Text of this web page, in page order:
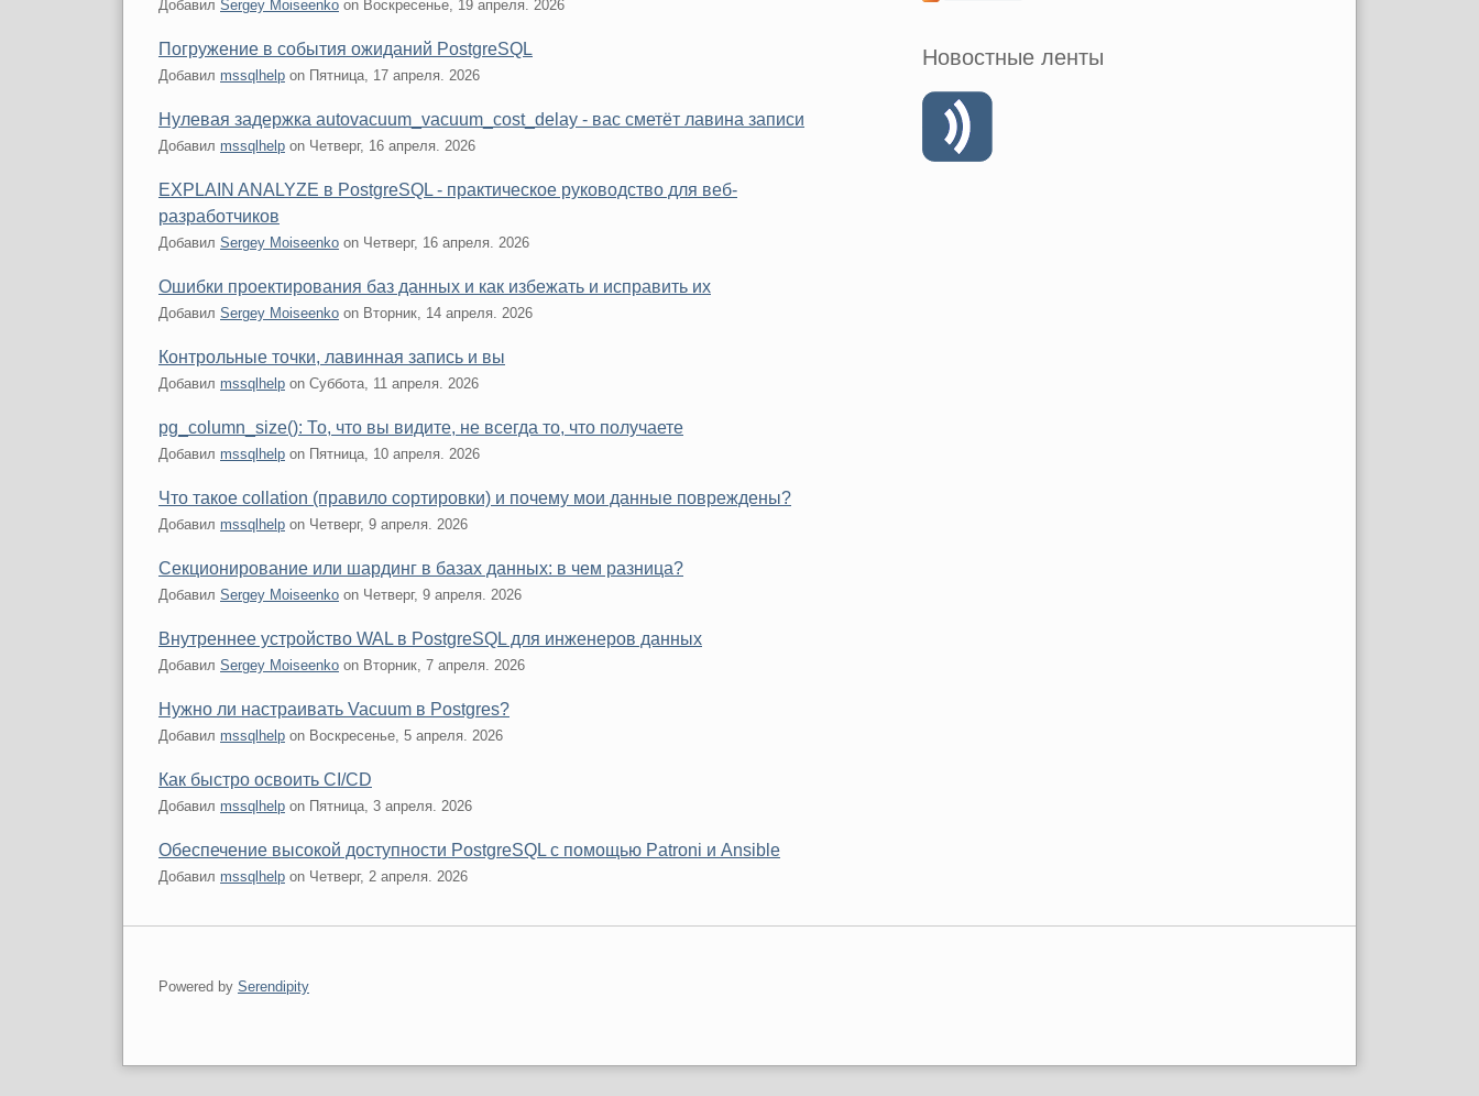
Добавил Sergey Moiseenko on Воскресенье, 19 апреля. 2026
Погружение в события ожиданий PostgreSQL
Добавил mssqlhelp on Пятница, 17 апреля. 2026
Нулевая задержка autovacuum_vacuum_cost_delay - вас сметёт лавина записи
Добавил mssqlhelp on Четверг, 16 апреля. 2026
EXPLAIN ANALYZE в PostgreSQL - практическое руководство для веб-
разработчиков
Добавил Sergey Moiseenko on Четверг, 16 апреля. 2026
Ошибки проектирования баз данных и как избежать и исправить их
Добавил Sergey Moiseenko on Вторник, 14 апреля. 2026
Контрольные точки, лавинная запись и вы
Добавил mssqlhelp on Суббота, 11 апреля. 2026
pg_column_size(): То, что вы видите, не всегда то, что получаете
Добавил mssqlhelp on Пятница, 10 апреля. 2026
Что такое collation (правило сортировки) и почему мои данные повреждены?
Добавил mssqlhelp on Четверг, 9 апреля. 2026
Секционирование или шардинг в базах данных: в чем разница?
Добавил Sergey Moiseenko on Четверг, 9 апреля. 2026
Внутреннее устройство WAL в PostgreSQL для инженеров данных
Добавил Sergey Moiseenko on Вторник, 7 апреля. 2026
Нужно ли настраивать Vacuum в Postgres?
Добавил mssqlhelp on Воскресенье, 5 апреля. 2026
Как быстро освоить CI/CD
Добавил mssqlhelp on Пятница, 3 апреля. 2026
Обеспечение высокой доступности PostgreSQL с помощью Patroni и Ansible
Добавил mssqlhelp on Четверг, 2 апреля. 2026
Новостные ленты
Powered by Serendipity